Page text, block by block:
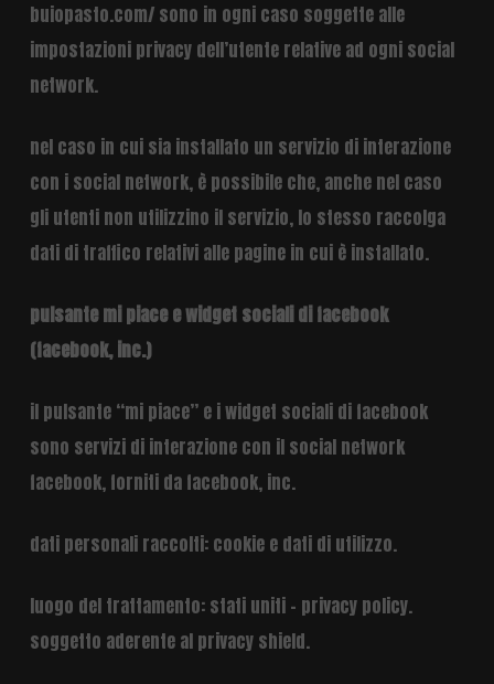
buiopasto.com/ sono in ogni caso soggette alle
impostazioni privacy dell’utente relative ad ogni social
network.
nel caso in cui sia installato un servizio di interazione
con i social network, è possibile che, anche nel caso
gli utenti non utilizzino il servizio, lo stesso raccolga
dati di traffico relativi alle pagine in cui è installato.
pulsante mi piace e widget sociali di facebook
(facebook, inc.)
il pulsante “mi piace” e i widget sociali di facebook
sono servizi di interazione con il social network
facebook, forniti da facebook, inc.
dati personali raccolti: cookie e dati di utilizzo.
luogo del trattamento: stati uniti – privacy policy.
soggetto aderente al privacy shield.